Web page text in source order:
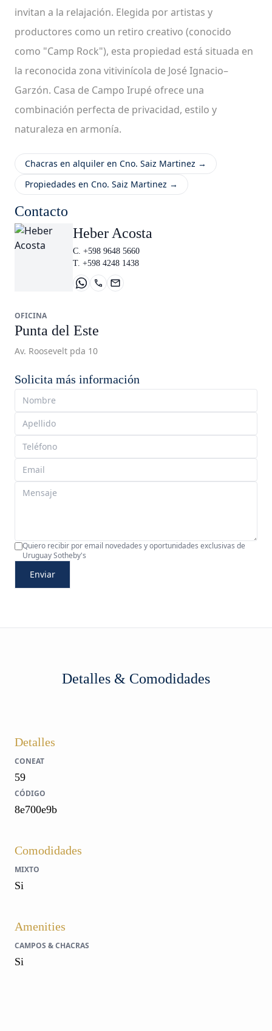
invitan a la relajación. Elegida por artistas y
productores como un retiro creativo (conocido
como "Camp Rock"), esta propiedad está situada en
la reconocida zona vitivinícola de José Ignacio–
Garzón. Casa de Campo Irupé ofrece una
combinación perfecta de privacidad, estilo y
naturaleza en armonía.
Chacras en alquiler en Cno. Saiz Martinez →
Propiedades en Cno. Saiz Martinez →
Contacto
Heber Acosta
C. +598 9648 5660
T. +598 4248 1438
OFICINA
Punta del Este
Av. Roosevelt pda 10
Solicita más información
Quiero recibir por email novedades y oportunidades exclusivas de
Uruguay Sotheby's
Enviar
Detalles & Comodidades
Detalles
CONEAT
59
CÓDIGO
8e700e9b
Comodidades
MIXTO
Si
Amenities
CAMPOS & CHACRAS
Si